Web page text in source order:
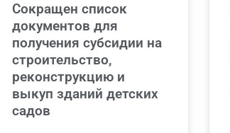
Сокращен список
документов для
получения субсидии на
строительство,
реконструкцию и
выкуп зданий детских
садов